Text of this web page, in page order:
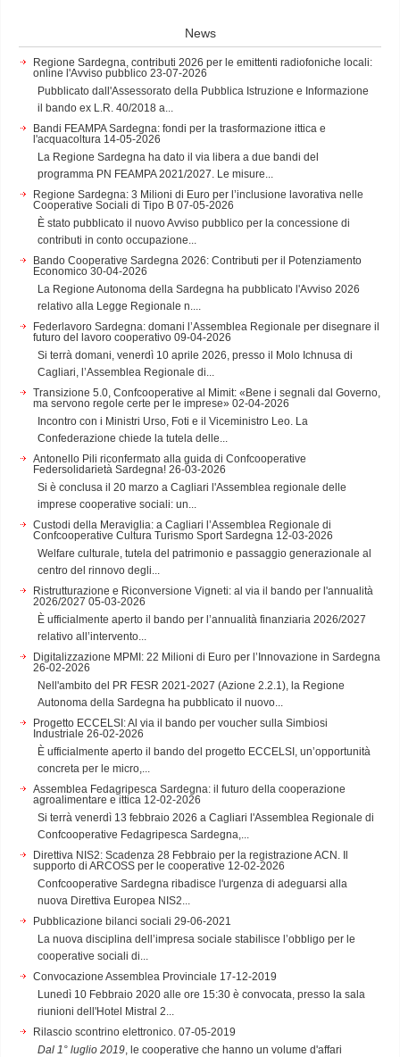
News
Regione Sardegna, contributi 2026 per le emittenti radiofoniche locali:
online l'Avviso pubblico 23-07-2026
Pubblicato dall'Assessorato della Pubblica Istruzione e Informazione
il bando ex L.R. 40/2018 a...
Bandi FEAMPA Sardegna: fondi per la trasformazione ittica e
l'acquacoltura 14-05-2026
La Regione Sardegna ha dato il via libera a due bandi del
programma PN FEAMPA 2021/2027. Le misure...
Regione Sardegna: 3 Milioni di Euro per l’inclusione lavorativa nelle
Cooperative Sociali di Tipo B 07-05-2026
È stato pubblicato il nuovo Avviso pubblico per la concessione di
contributi in conto occupazione...
Bando Cooperative Sardegna 2026: Contributi per il Potenziamento
Economico 30-04-2026
La Regione Autonoma della Sardegna ha pubblicato l'Avviso 2026
relativo alla Legge Regionale n....
Federlavoro Sardegna: domani l’Assemblea Regionale per disegnare il
futuro del lavoro cooperativo 09-04-2026
Si terrà domani, venerdì 10 aprile 2026, presso il Molo Ichnusa di
Cagliari, l’Assemblea Regionale di...
Transizione 5.0, Confcooperative al Mimit: «Bene i segnali dal Governo,
ma servono regole certe per le imprese» 02-04-2026
Incontro con i Ministri Urso, Foti e il Viceministro Leo. La
Confederazione chiede la tutela delle...
Antonello Pili riconfermato alla guida di Confcooperative
Federsolidarietà Sardegna! 26-03-2026
Si è conclusa il 20 marzo a Cagliari l'Assemblea regionale delle
imprese cooperative sociali: un...
Custodi della Meraviglia: a Cagliari l’Assemblea Regionale di
Confcooperative Cultura Turismo Sport Sardegna 12-03-2026
Welfare culturale, tutela del patrimonio e passaggio generazionale al
centro del rinnovo degli...
Ristrutturazione e Riconversione Vigneti: al via il bando per l'annualità
2026/2027 05-03-2026
È ufficialmente aperto il bando per l’annualità finanziaria 2026/2027
relativo all’intervento...
Digitalizzazione MPMI: 22 Milioni di Euro per l’Innovazione in Sardegna
26-02-2026
Nell'ambito del PR FESR 2021-2027 (Azione 2.2.1), la Regione
Autonoma della Sardegna ha pubblicato il nuovo...
Progetto ECCELSI: Al via il bando per voucher sulla Simbiosi
Industriale 26-02-2026
È ufficialmente aperto il bando del progetto ECCELSI, un’opportunità
concreta per le micro,...
Assemblea Fedagripesca Sardegna: il futuro della cooperazione
agroalimentare e ittica 12-02-2026
Si terrà venerdì 13 febbraio 2026 a Cagliari l'Assemblea Regionale di
Confcooperative Fedagripesca Sardegna,...
Direttiva NIS2: Scadenza 28 Febbraio per la registrazione ACN. Il
supporto di ARCOSS per le cooperative 12-02-2026
Confcooperative Sardegna ribadisce l'urgenza di adeguarsi alla
nuova Direttiva Europea NIS2...
Pubblicazione bilanci sociali 29-06-2021
La nuova disciplina dell’impresa sociale stabilisce l’obbligo per le
cooperative sociali di...
Convocazione Assemblea Provinciale 17-12-2019
Lunedì 10 Febbraio 2020 alle ore 15:30 è convocata, presso la sala
riunioni dell'Hotel Mistral 2...
Rilascio scontrino elettronico. 07-05-2019
Dal 1° luglio 2019, le cooperative che hanno un volume d'affari